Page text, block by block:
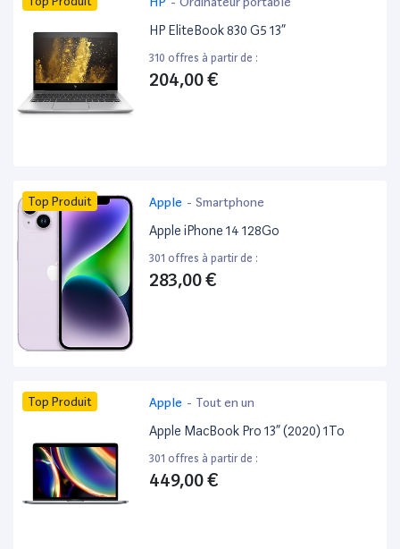
HP EliteBook 830 G5 13”
310 offres à partir de :
204,00 €
Top Produit Apple - Smartphone
Apple iPhone 14 128Go
301 offres à partir de :
283,00 €
Top Produit Apple - Tout en un
Apple MacBook Pro 13” (2020) 1To
301 offres à partir de :
449,00 €